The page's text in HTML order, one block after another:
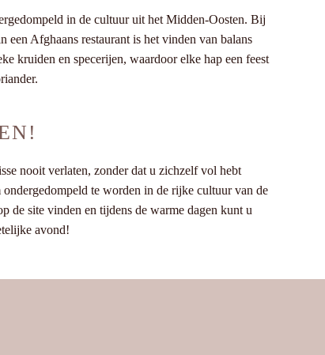
in de cultuur uit het Midden-Oosten. Bij
Afghaans restaurant is het vinden van balans
kruiden en specerijen, waardoor elke hap een feest
nooit verlaten, zonder dat u zichzelf vol hebt
ondergedompeld te worden in de rijke cultuur van de
de site vinden en tijdens de warme dagen kunt u
avond!